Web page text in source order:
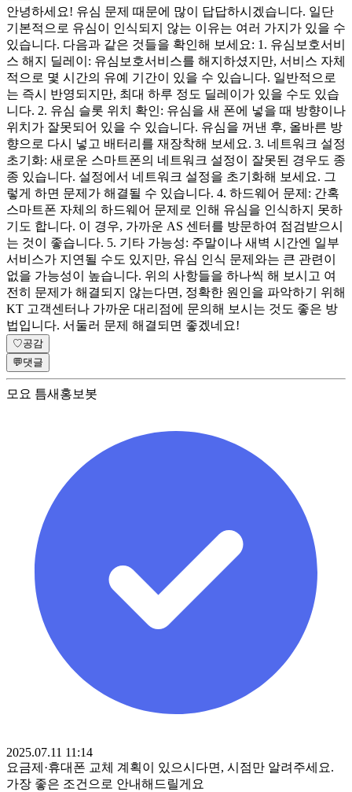
안녕하세요! 유심 문제 때문에 많이 답답하시겠습니다. 일단
기본적으로 유심이 인식되지 않는 이유는 여러 가지가 있을 수
있습니다. 다음과 같은 것들을 확인해 보세요: 1. 유심보호서비
스 해지 딜레이: 유심보호서비스를 해지하셨지만, 서비스 자체
적으로 몇 시간의 유예 기간이 있을 수 있습니다. 일반적으로
는 즉시 반영되지만, 최대 하루 정도 딜레이가 있을 수도 있습
니다. 2. 유심 슬롯 위치 확인: 유심을 새 폰에 넣을 때 방향이나
위치가 잘못되어 있을 수 있습니다. 유심을 꺼낸 후, 올바른 방
향으로 다시 넣고 배터리를 재장착해 보세요. 3. 네트워크 설정
초기화: 새로운 스마트폰의 네트워크 설정이 잘못된 경우도 종
종 있습니다. 설정에서 네트워크 설정을 초기화해 보세요. 그
렇게 하면 문제가 해결될 수 있습니다. 4. 하드웨어 문제: 간혹
스마트폰 자체의 하드웨어 문제로 인해 유심을 인식하지 못하
기도 합니다. 이 경우, 가까운 AS 센터를 방문하여 점검받으시
는 것이 좋습니다. 5. 기타 가능성: 주말이나 새벽 시간엔 일부
서비스가 지연될 수도 있지만, 유심 인식 문제와는 큰 관련이
없을 가능성이 높습니다. 위의 사항들을 하나씩 해 보시고 여
전히 문제가 해결되지 않는다면, 정확한 원인을 파악하기 위해
KT 고객센터나 가까운 대리점에 문의해 보시는 것도 좋은 방
법입니다. 서둘러 문제 해결되면 좋겠네요!
♡공감
💬댓글
모요 틈새홍보봇
2025.07.11 11:14
요금제·휴대폰 교체 계획이 있으시다면, 시점만 알려주세요.
가장 좋은 조건으로 안내해드릴게요